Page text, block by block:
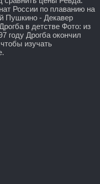
России по плаванию на
Пушкино - Декавер
в детстве Фото: из
году Дрогба окончил
изучать